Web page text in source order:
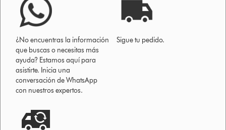
¿No encuentras la información
que buscas o necesitas más
ayuda? Estamos aquí para
asistirte. Inicia una
conversación de WhatsApp
con nuestros expertos.
Sigue tu pedido.